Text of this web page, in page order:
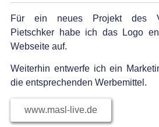
Für ein neues Projekt des
Pietschker habe ich das Logo
Webseite auf.
Weiterhin entwerfe ich ein
die entsprechenden Werbemittel.
www.masl-live.de